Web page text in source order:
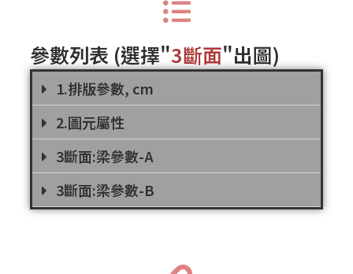
參數列表 (選擇"3斷面"出圖)
1.排版參數, cm
2.圖元屬性
3斷面:梁參數-A
3斷面:梁參數-B